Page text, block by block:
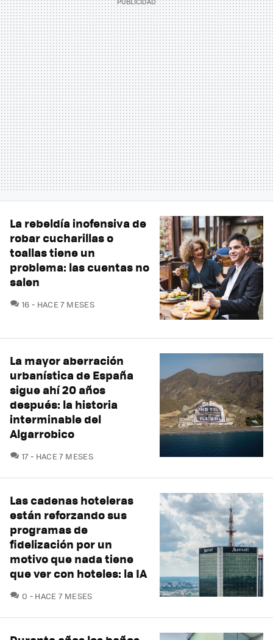
La rebeldía inofensiva de
robar cucharillas o
toallas tiene un
problema: las cuentas no
salen
16 COMENTARIOS
HACE 7 MESES
La mayor aberración
urbanística de España
sigue ahí 20 años
después: la historia
interminable del
Algarrobico
17COMENTARIOS
HACE 7 MESES
Las cadenas hoteleras
están reforzando sus
programas de
fidelización por un
motivo que nada tiene
que ver con hoteles: la IA
0 COMENTARIOS
HACE 7 MESES